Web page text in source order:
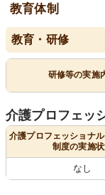
教育体制
教育・研修
研修等の実施
介護プロフェッ
介護プロフェッショナ
制度の実施
なし